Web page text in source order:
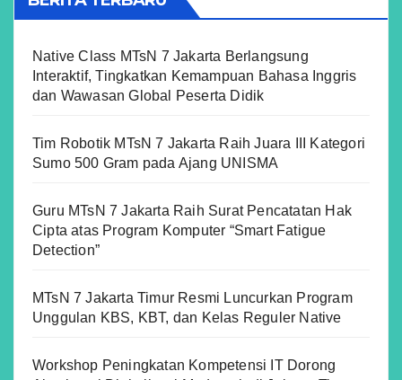
Native Class MTsN 7 Jakarta Berlangsung
Interaktif, Tingkatkan Kemampuan Bahasa Inggris
dan Wawasan Global Peserta Didik
Tim Robotik MTsN 7 Jakarta Raih Juara III Kategori
Sumo 500 Gram pada Ajang UNISMA
Guru MTsN 7 Jakarta Raih Surat Pencatatan Hak
Cipta atas Program Komputer “Smart Fatigue
Detection”
MTsN 7 Jakarta Timur Resmi Luncurkan Program
Unggulan KBS, KBT, dan Kelas Reguler Native
Workshop Peningkatan Kompetensi IT Dorong